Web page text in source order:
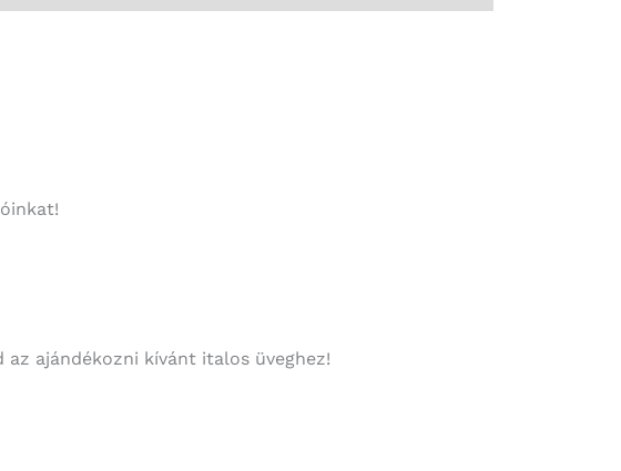
ajándékozni kívánt italos üveghez!